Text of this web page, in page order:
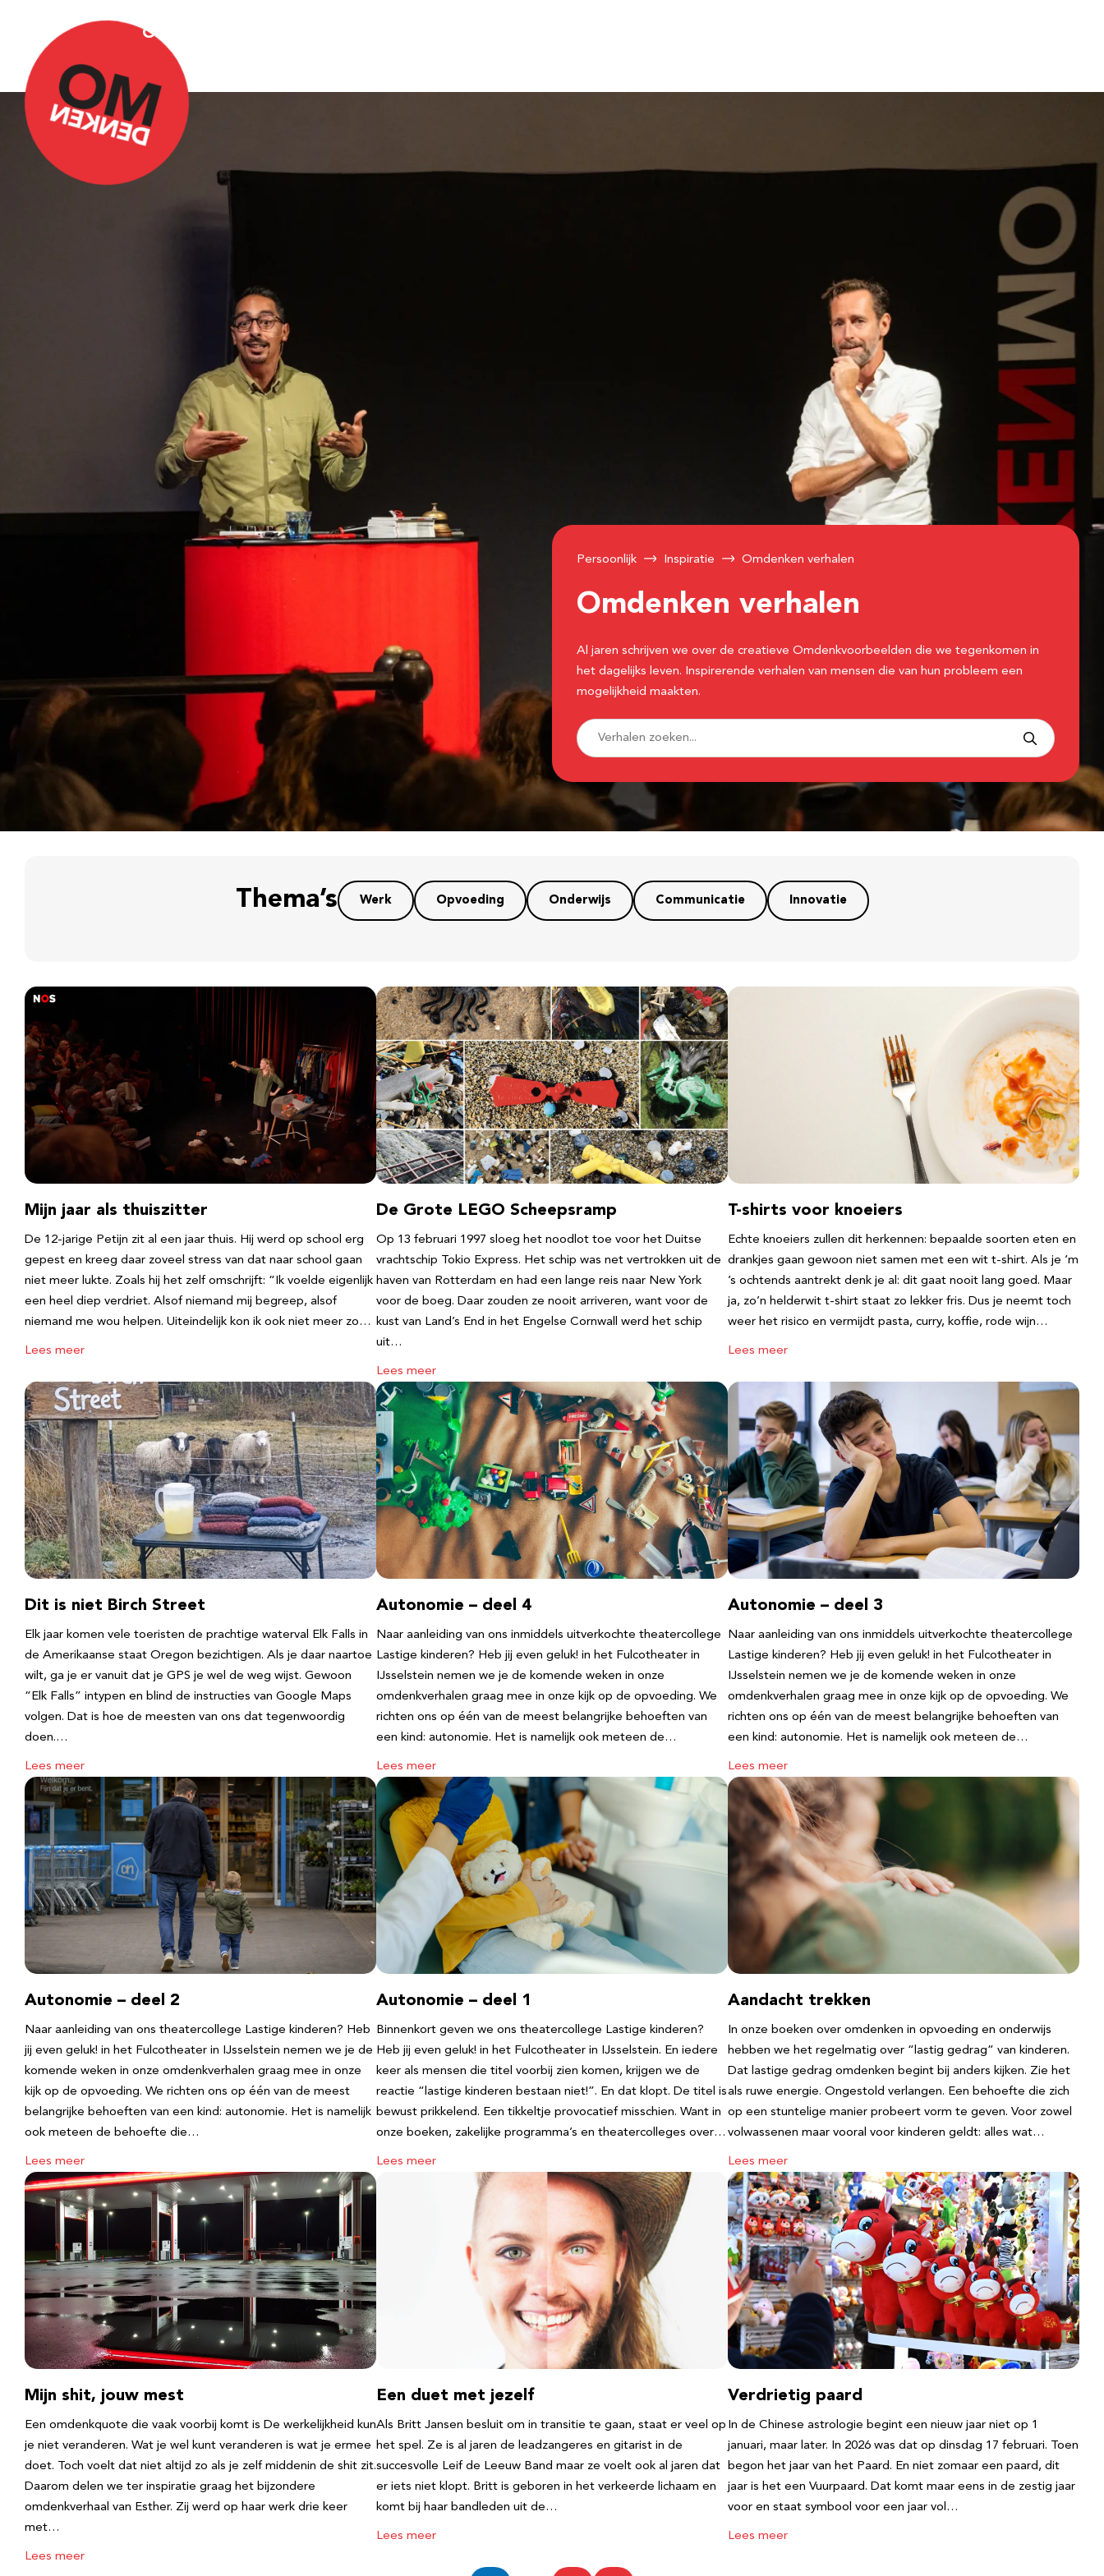
Over Omdenken
Persoonlijk Inspiratie Omdenken verhalen
Omdenken verhalen
Al jaren schrijven we over de creatieve Omdenkvoorbeelden die we tegenkomen in
het dagelijks leven. Inspirerende verhalen van mensen die van hun probleem een
mogelijkheid maakten.
Thema’s Werk Opvoeding Onderwijs Communicatie Innovatie
Mijn jaar als thuiszitter
De 12-jarige Petijn zit al een jaar thuis. Hij werd op school erg
gepest en kreeg daar zoveel stress van dat naar school gaan
niet meer lukte. Zoals hij het zelf omschrijft: “Ik voelde eigenlijk
een heel diep verdriet. Alsof niemand mij begreep, alsof
niemand me wou helpen. Uiteindelijk kon ik ook niet meer zo…
Lees meer
De Grote LEGO Scheepsramp
Op 13 februari 1997 sloeg het noodlot toe voor het Duitse
vrachtschip Tokio Express. Het schip was net vertrokken uit de
haven van Rotterdam en had een lange reis naar New York
voor de boeg. Daar zouden ze nooit arriveren, want voor de
kust van Land’s End in het Engelse Cornwall werd het schip
uit…
Lees meer
T-shirts voor knoeiers
Echte knoeiers zullen dit herkennen: bepaalde soorten eten en
drankjes gaan gewoon niet samen met een wit t-shirt. Als je ‘m
’s ochtends aantrekt denk je al: dit gaat nooit lang goed. Maar
ja, zo’n helderwit t-shirt staat zo lekker fris. Dus je neemt toch
weer het risico en vermijdt pasta, curry, koffie, rode wijn…
Lees meer
Dit is niet Birch Street
Elk jaar komen vele toeristen de prachtige waterval Elk Falls in
de Amerikaanse staat Oregon bezichtigen. Als je daar naartoe
wilt, ga je er vanuit dat je GPS je wel de weg wijst. Gewoon
“Elk Falls” intypen en blind de instructies van Google Maps
volgen. Dat is hoe de meesten van ons dat tegenwoordig
doen.…
Lees meer
Autonomie – deel 4
Naar aanleiding van ons inmiddels uitverkochte theatercollege
Lastige kinderen? Heb jij even geluk! in het Fulcotheater in
IJsselstein nemen we je de komende weken in onze
omdenkverhalen graag mee in onze kijk op de opvoeding. We
richten ons op één van de meest belangrijke behoeften van
een kind: autonomie. Het is namelijk ook meteen de…
Lees meer
Autonomie – deel 3
Naar aanleiding van ons inmiddels uitverkochte theatercollege
Lastige kinderen? Heb jij even geluk! in het Fulcotheater in
IJsselstein nemen we je de komende weken in onze
omdenkverhalen graag mee in onze kijk op de opvoeding. We
richten ons op één van de meest belangrijke behoeften van
een kind: autonomie. Het is namelijk ook meteen de…
Lees meer
Autonomie – deel 2
Naar aanleiding van ons theatercollege Lastige kinderen? Heb
jij even geluk! in het Fulcotheater in IJsselstein nemen we je de
komende weken in onze omdenkverhalen graag mee in onze
kijk op de opvoeding. We richten ons op één van de meest
belangrijke behoeften van een kind: autonomie. Het is namelijk
ook meteen de behoefte die…
Lees meer
Autonomie – deel 1
Binnenkort geven we ons theatercollege Lastige kinderen?
Heb jij even geluk! in het Fulcotheater in IJsselstein. En iedere
keer als mensen die titel voorbij zien komen, krijgen we de
reactie “lastige kinderen bestaan niet!”. En dat klopt. De titel is
bewust prikkelend. Een tikkeltje provocatief misschien. Want in
onze boeken, zakelijke programma’s en theatercolleges over…
Lees meer
Aandacht trekken
In onze boeken over omdenken in opvoeding en onderwijs
hebben we het regelmatig over “lastig gedrag” van kinderen.
Dat lastige gedrag omdenken begint bij anders kijken. Zie het
als ruwe energie. Ongestold verlangen. Een behoefte die zich
op een stuntelige manier probeert vorm te geven. Voor zowel
volwassenen maar vooral voor kinderen geldt: alles wat…
Lees meer
Mijn shit, jouw mest
Een omdenkquote die vaak voorbij komt is De werkelijkheid kun
je niet veranderen. Wat je wel kunt veranderen is wat je ermee
doet. Toch voelt dat niet altijd zo als je zelf middenin de shit zit.
Daarom delen we ter inspiratie graag het bijzondere
omdenkverhaal van Esther. Zij werd op haar werk drie keer
met…
Lees meer
Een duet met jezelf
Als Britt Jansen besluit om in transitie te gaan, staat er veel op
het spel. Ze is al jaren de leadzangeres en gitarist in de
succesvolle Leif de Leeuw Band maar ze voelt ook al jaren dat
er iets niet klopt. Britt is geboren in het verkeerde lichaam en
komt bij haar bandleden uit de…
Lees meer
Verdrietig paard
In de Chinese astrologie begint een nieuw jaar niet op 1
januari, maar later. In 2026 was dat op dinsdag 17 februari. Toen
begon het jaar van het Paard. En niet zomaar een paard, dit
jaar is het een Vuurpaard. Dat komt maar eens in de zestig jaar
voor en staat symbool voor een jaar vol…
Lees meer